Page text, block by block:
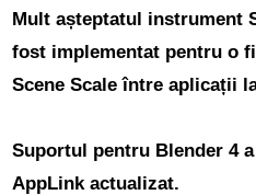
Mult așteptatul instrument
fost implementat pentru o
Scene Scale între aplicații
Suportul pentru Blender 4
AppLink actualizat.